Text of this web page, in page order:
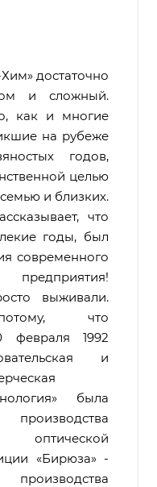
достаточно
и сложный.
как и многие
на рубеже
годов,
целью
и близких.
что
годы, был
современного
предприятия!
выживали.
что
февраля 1992
и
была
«Бирюза» -